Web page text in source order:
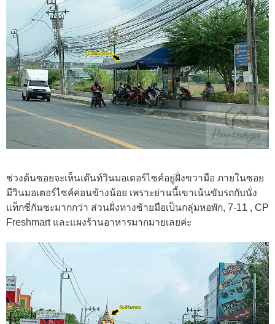
ช่วงต้นซอยจะเห็นเต๊นท์วินมอเตอร์ไซค์อยู่ฝั่งขวามือ ภายในซอย
มีวินมอเตอร์ไซค์ค่อนข้างน้อย เพราะย่านนี้เขาเน้นขับรถกับนั่ง
แท็กซี่กันซะมากกว่า ส่วนฝั่งทางซ้ายมือเป็นกลุ่มหอพัก, 7-11 , CP
Freshmart และแผงร้านอาหารมากมายเลยค่ะ